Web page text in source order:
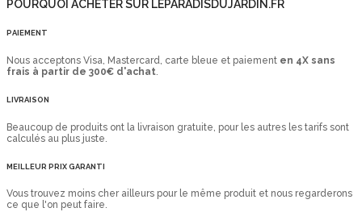
POURQUOI ACHETER SUR LEPARADISDUJARDIN.FR
PAIEMENT
Nous acceptons Visa, Mastercard, carte bleue et paiement en 4X sans
frais à partir de 300€ d'achat.
LIVRAISON
Beaucoup de produits ont la livraison gratuite, pour les autres les tarifs sont
calculés au plus juste.
MEILLEUR PRIX GARANTI
Vous trouvez moins cher ailleurs pour le même produit et nous regarderons
ce que l'on peut faire.